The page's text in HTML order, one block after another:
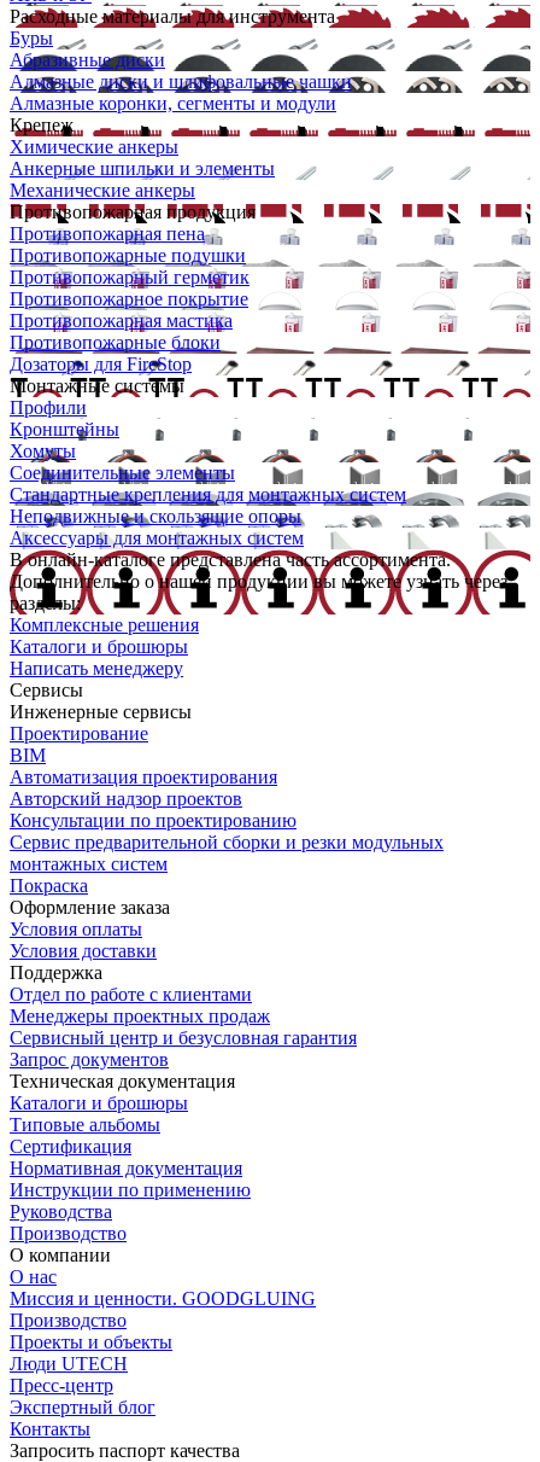
Расходные материалы для инструмента
Буры
Абразивные диски
Алмазные диски и шлифовальные чашки
Алмазные коронки, сегменты и модули
Крепеж
Химические анкеры
Анкерные шпильки и элементы
Механические анкеры
Противопожарная продукция
Противопожарная пена
Противопожарные подушки
Противопожарный герметик
Противопожарное покрытие
Противопожарная мастика
Противопожарные блоки
Дозаторы для FireStop
Монтажные системы
Профили
Кронштейны
Хомуты
Соединительные элементы
Стандартные крепления для монтажных систем
Неподвижные и скользящие опоры
Аксессуары для монтажных систем
В онлайн-каталоге представлена часть ассортимента.
Дополнительно о нашей продукции вы можете узнать через
разделы:
Комплексные решения
Каталоги и брошюры
Написать менеджеру
Сервисы
Инженерные сервисы
Проектирование
BIM
Автоматизация проектирования
Авторский надзор проектов
Консультации по проектированию
Сервис предварительной сборки и резки модульных
монтажных систем
Покраска
Оформление заказа
Условия оплаты
Условия доставки
Поддержка
Отдел по работе с клиентами
Менеджеры проектных продаж
Сервисный центр и безусловная гарантия
Запрос документов
Техническая документация
Каталоги и брошюры
Типовые альбомы
Сертификация
Нормативная документация
Инструкции по применению
Руководства
Производство
О компании
О нас
Миссия и ценности. GOODGLUING
Производство
Проекты и объекты
Люди UTECH
Пресс-центр
Экспертный блог
Контакты
Запросить паспорт качества